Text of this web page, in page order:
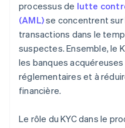
processus de lutte
(AML)se concentrent sur
transactions dans le
suspectes. Ensemble, le
les banques
réglementaires et à
financière.
Le rôle du KYC dans le